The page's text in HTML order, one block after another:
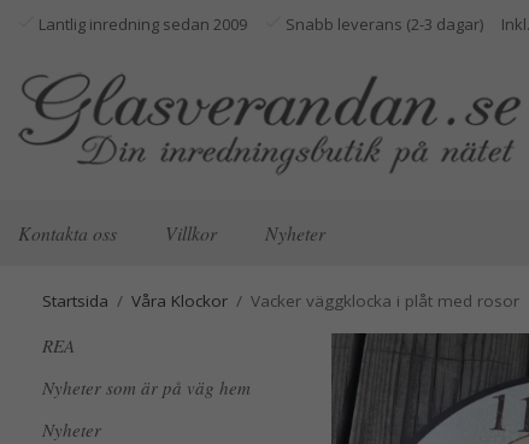
Lantlig inredning sedan 2009 Snabb leverans (2-3 dagar)
Kontakta oss Villkor Nyheter
Startsida / Våra Klockor / Vacker väggklocka i plåt med rosor
REA
Nyheter som är på väg hem
Nyheter